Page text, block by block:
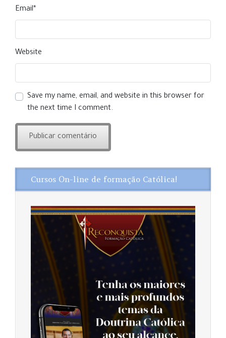
Email*
Website
Save my name, email, and website in this browser for
the next time I comment.
Cursos On-line de formação Católica!